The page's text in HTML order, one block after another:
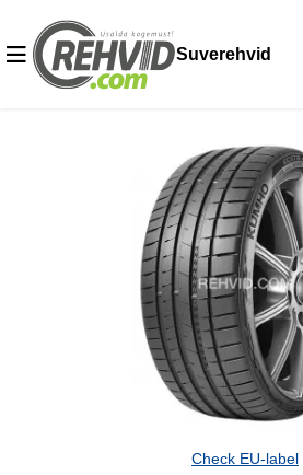
Suverehvid
Check EU-label